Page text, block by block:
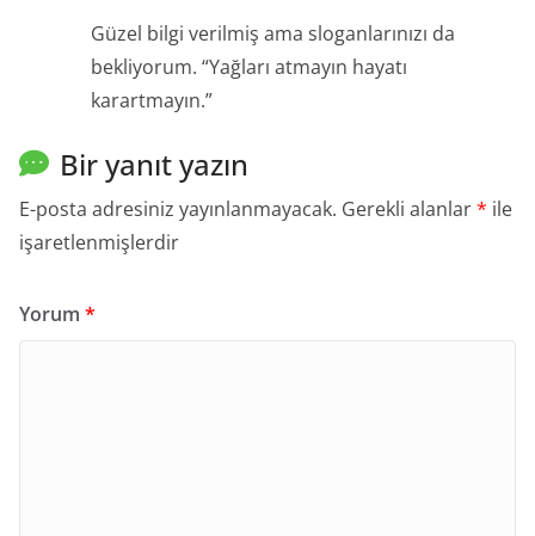
Güzel bilgi verilmiş ama sloganlarınızı da
bekliyorum. “Yağları atmayın hayatı
karartmayın.”
Bir yanıt yazın
E-posta adresiniz yayınlanmayacak. Gerekli alanlar* ile
işaretlenmişlerdir
Yorum *